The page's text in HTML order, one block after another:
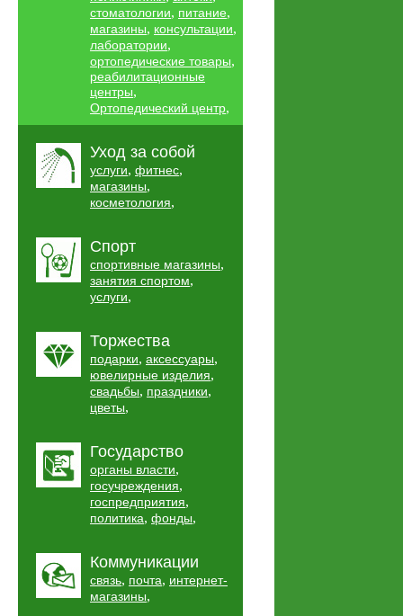
стоматологии, питание,
магазины, консультации,
лаборатории,
ортопедические товары,
реабилитационные
центры,
Ортопедический центр,
Уход за собой
услуги, фитнес,
магазины,
косметология,
Спорт
спортивные магазины,
занятия спортом,
услуги,
Торжества
подарки, аксессуары,
ювелирные изделия,
свадьбы, праздники,
цветы,
Государство
органы власти,
госучреждения,
госпредприятия,
политика, фонды,
Коммуникации
связь, почта, интернет-
магазины,